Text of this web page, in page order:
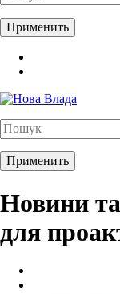
Новини та
для